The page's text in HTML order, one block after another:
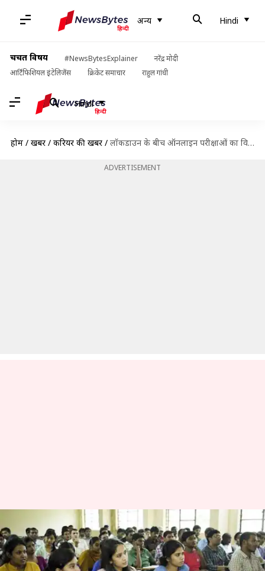
अन्य Hindi
चर्चित विषय #NewsBytesExplainer
नरेंद्र मोदी
आर्टिफिशियल इंटेलिजेंस
क्रिकेट समाचार राहुल गांधी
Hindi
होम / खबरें / करियर की खबरें / लॉकडाउन के बीच ऑनलाइन परीक्षाओं का विरोध क्यों कर रहे हैं छात्र?
ADVERTISEMENT
लॉकडाउन के बीच ऑनलाइन परीक्षाओं
का विरोध क्यों कर रहे हैं छात्र?
लेखन मोना दीक्षित May 28, 2020 05:27 pm